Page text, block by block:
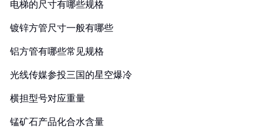
电梯的尺寸有哪些规格
镀锌方管尺寸一般有哪些
铝方管有哪些常见规格
光线传媒参投三国的星空爆冷
横担型号对应重量
锰矿石产品化合水含量